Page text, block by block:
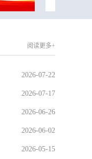
阅读更多+
2026-07-22
2026-07-17
2026-06-26
2026-06-02
2026-05-15